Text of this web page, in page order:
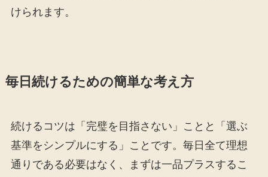
けられます。
毎日続けるための簡単な考え方
続けるコツは「完璧を目指さない」ことと「選ぶ
基準をシンプルにする」ことです。毎日全て理想
通りである必要はなく、まずは一品プラスするこ